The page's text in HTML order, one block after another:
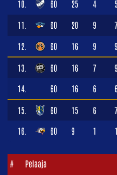
10. 60 25 4 5
11. 60 20 9
12. 60 16 9 9
13. 60 16 7 9
14. 60 16 6 6
15. 60 15 6
16. 60 9 1
# Pelaaja